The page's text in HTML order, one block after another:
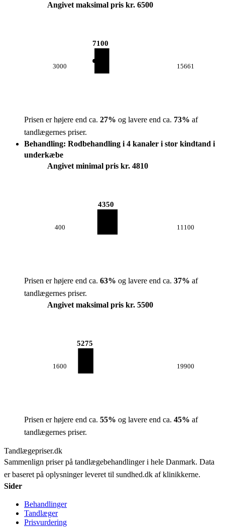
Angivet maksimal pris kr. 6500
3000
7100
15661
Prisen er højere end ca. 27% og lavere end ca. 73% af
tandlægernes priser.
Behandling: Rodbehandling i 4 kanaler i stor kindtand i
underkæbe
Angivet minimal pris kr. 4810
400
4350
11100
Prisen er højere end ca. 63% og lavere end ca. 37% af
tandlægernes priser.
Angivet maksimal pris kr. 5500
1600
5275
19900
Prisen er højere end ca. 55% og lavere end ca. 45% af
tandlægernes priser.
Tandlægepriser.dk
Sammenlign priser på tandlægebehandlinger i hele Danmark. Data
er baseret på oplysninger leveret til sundhed.dk af klinikkerne.
Sider
Behandlinger
Tandlæger
Prisvurdering